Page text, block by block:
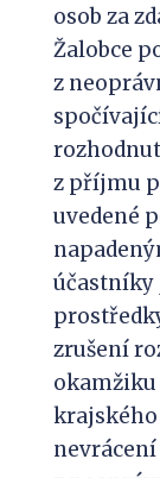
osob za
Žalobce
z
z příjmu
uvedené
účastníky
zrušení